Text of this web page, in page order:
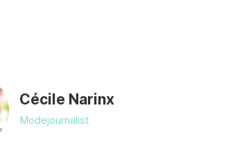
Cécile Narinx
Modejournalist